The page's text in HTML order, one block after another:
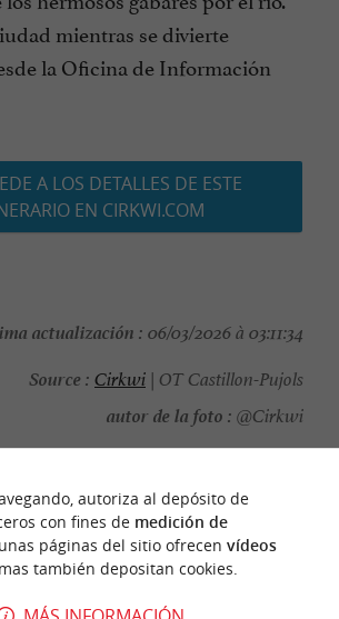
mientras se divierte
la Oficina de Información
A LOS DETALLES DE ESTE
EN CIRKWI.COM
actualización : 06/03/2026 à 03:11:34
Source : Cirkwi | OT Castillon-Pujols
autor de la foto : @Cirkwi
ALREDEDOR
Información
autoriza al depósito de
con fines de medición de
páginas del sitio ofrecen vídeos
también depositan cookies.